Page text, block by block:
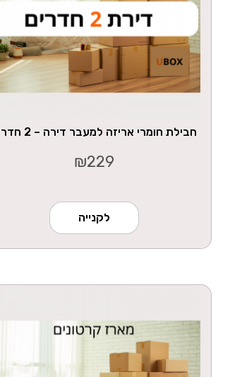
חבילת חומרי אריזה למעבר דירה – 2 חדרים
₪229
לקנייה